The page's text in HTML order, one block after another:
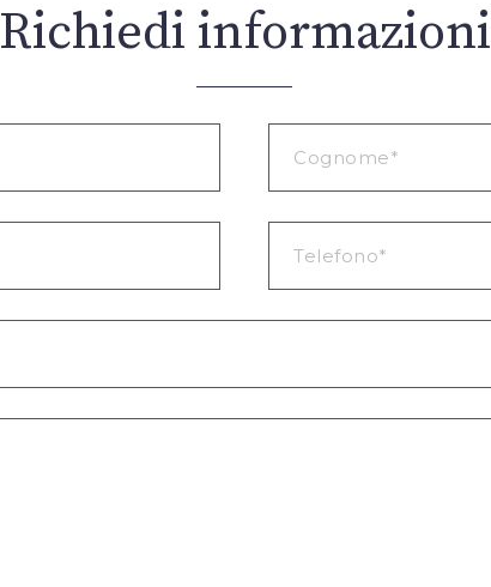
Richiedi informazioni